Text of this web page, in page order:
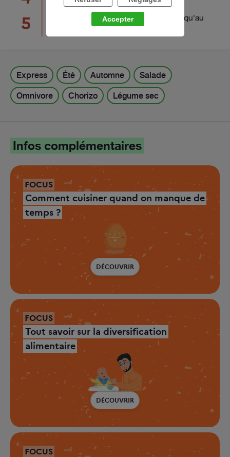
ciboulette.
5
Ajouter l'huile puis mettre au frais jusqu'au
moment de servir.
Express Été Automne Salade
Omnivore Chorizo Légume sec
Infos complémentaires
FOCUS
Comment cuisiner quand on manque de
temps ?
DÉCOUVRIR
FOCUS
Tout savoir sur la diversification
alimentaire
DÉCOUVRIR
FOCUS
Accepter